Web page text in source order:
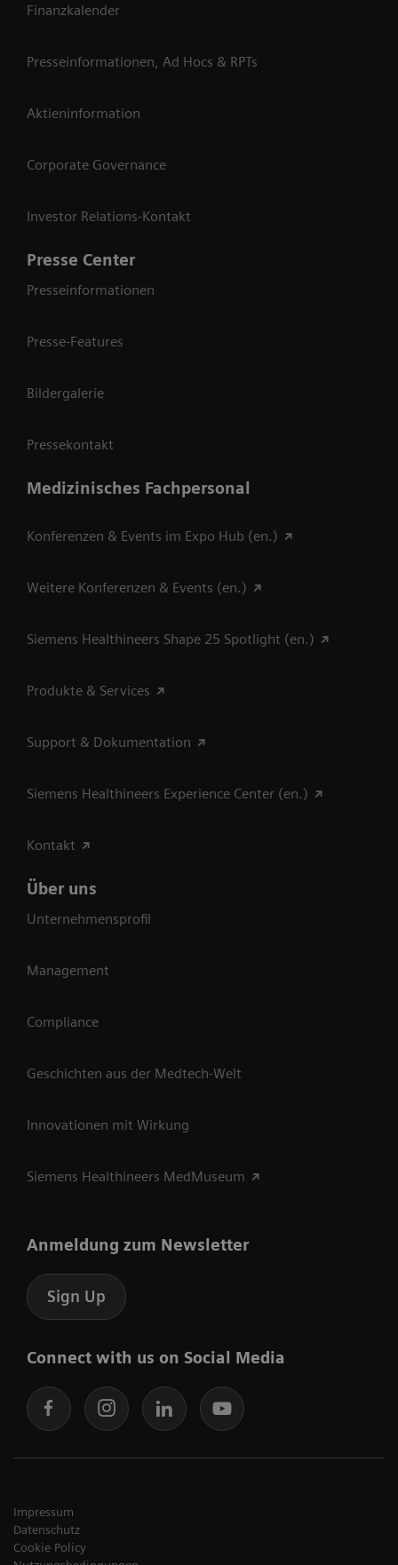
Finanzkalender
Presseinformationen, Ad Hocs & RPTs
Aktieninformation
Corporate Governance
Investor Relations-Kontakt
Presse Center
Presseinformationen
Presse-Features
Bildergalerie
Pressekontakt
Medizinisches Fachpersonal
Konferenzen & Events im Expo Hub (en.)
Weitere Konferenzen & Events (en.)
Siemens Healthineers Shape 25 Spotlight (en.)
Produkte & Services
Support & Dokumentation
Siemens Healthineers Experience Center (en.)
Kontakt
Über uns
Unternehmensprofil
Management
Compliance
Geschichten aus der Medtech-Welt
Innovationen mit Wirkung
Siemens Healthineers MedMuseum
Anmeldung zum Newsletter
Sign Up
Connect with us on Social Media
Impressum
Datenschutz
Cookie Policy